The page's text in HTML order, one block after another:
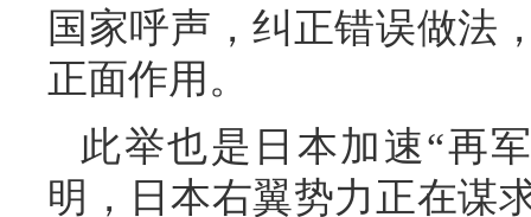
国家呼声，纠正错误做法
正面作用。
此举也是日本加速“再
明，日本右翼势力正在谋